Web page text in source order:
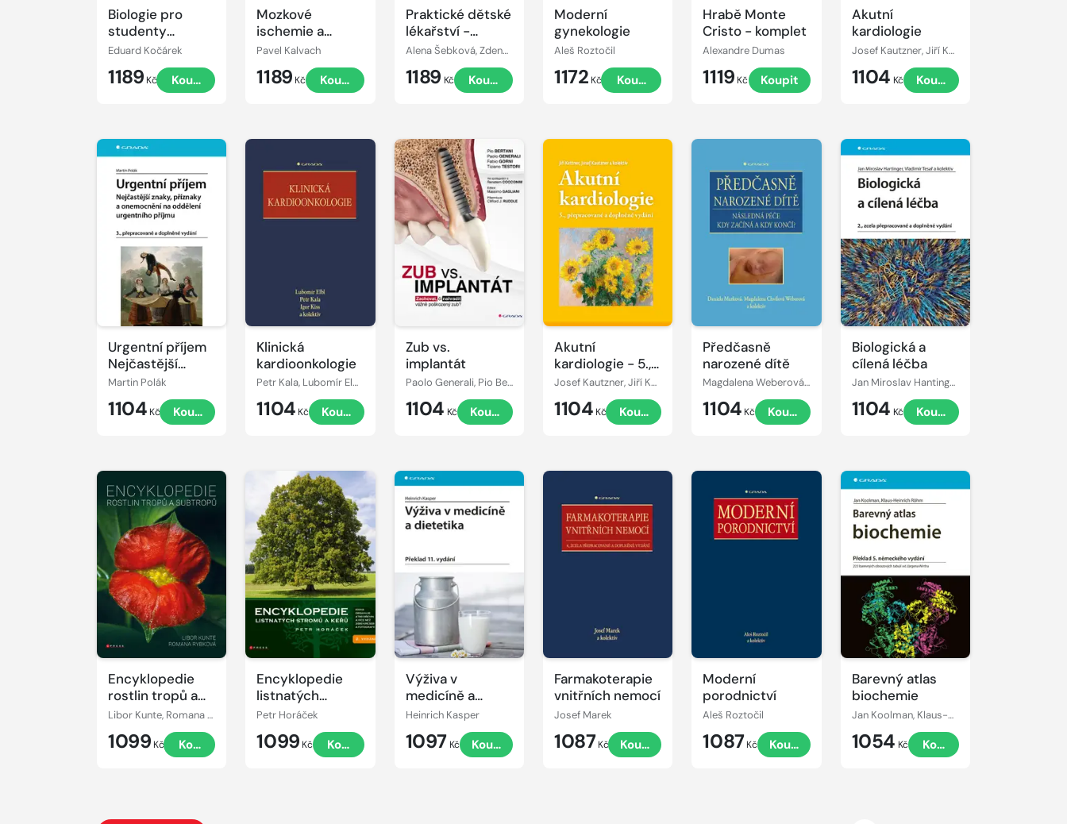
Biologie pro
studenty
lékařských fakult
zdravotnických
Eduard Kočárek
1189 Kč Koupit
Mozkové
ischemie a
hemoragie
Pavel Kalvach
1189 Kč Koupit
Praktické dětské
lékařství -
druhé,
přepracované a
doplněné vydání
Alena Šebková, Zdeněk Zíma
1189 Kč Koupit
Moderní
gynekologie
Aleš Roztočil
1172 Kč Koupit
Hrabě Monte
Cristo - komplet
Alexandre Dumas
1119 Kč Koupit
Akutní
kardiologie
Josef Kautzner, Jiří Kettner
1104 Kč Koupit
Urgentní příjem
Nejčastější
znaky, příznaky a
nemoci na
oddělení
urgentního
Martin Polák
1104 Kč Koupit
Klinická
kardioonkologie
Petr Kala, Lubomír Elbl, Igor Kiss
1104 Kč Koupit
Zub vs.
implantát
Paolo Generali, Pio Bertani, Fabio Gorni, Tiziano Testori
1104 Kč Koupit
Akutní
kardiologie - 5.,
přepracované a
doplněné vydání
Josef Kautzner, Jiří Kettner
1104 Kč Koupit
Předčasně
narozené dítě
Magdalena Weberová Chvílová, Daniela Marková
1104 Kč Koupit
Biologická a
cílená léčba
Jan Miroslav Hantinger, Vladimír Tesař
1104 Kč Koupit
Encyklopedie
rostlin tropů a
subtropů
Libor Kunte, Romana Rybková
1099 Kč Koupit
Encyklopedie
listnatých
stromů a keřů
Petr Horáček
1099 Kč Koupit
Výživa v
medicíně a
dietetika
Heinrich Kasper
1097 Kč Koupit
Farmakoterapie
vnitřních nemocí
Josef Marek
1087 Kč Koupit
Moderní
porodnictví
Aleš Roztočil
1087 Kč Koupit
Barevný atlas
biochemie
Jan Koolman, Klaus-Heinrich Röhm
1054 Kč Koupit